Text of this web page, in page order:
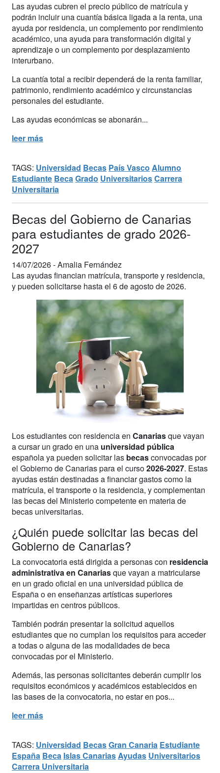
Las ayudas cubren el precio público de matrícula y
podrán incluir una cuantía básica ligada a la renta, una
ayuda por residencia, un complemento por rendimiento
académico, una ayuda para transformación digital y
aprendizaje o un complemento por desplazamiento
interurbano.
La cuantía total a recibir dependerá de la renta familiar,
patrimonio, rendimiento académico y circunstancias
personales del estudiante.
Las ayudas económicas se abonarán...
leer más
TAGS: Universidad Becas País Vasco Alumno
Estudiante BecaGrado UniversitariosCarrera
Universitaria
Becas del Gobierno de Canarias
para estudiantes de grado 2026-
2027
14/07/2026 -Amalia Fernández
Las ayudas financian matrícula, transporte y residencia,
y pueden solicitarse hasta el 6 de agosto de 2026.
Los estudiantes con residencia en Canariasque vayan
a cursar un grado en una universidad pública
española ya pueden solicitar las becasconvocadas por
el Gobierno de Canarias para el curso2026-2027. Estas
ayudas están destinadas a financiar gastos como la
matrícula, el transporte o la residencia, y complementan
las becas del Ministerio competente en materia de
becas universitarias.
¿Quién puede solicitar las becas del
Gobierno de Canarias?
La convocatoria está dirigida a personas con residencia
administrativa en Canariasque vayan a matricularse
en un grado oficial en una universidad pública de
España o en enseñanzas artísticas superiores
impartidas en centros públicos.
También podrán presentar la solicitud aquellos
estudiantes que no cumplan los requisitos para acceder
a todas o alguna de las modalidades de beca
convocadas por el Ministerio.
Además, las personas solicitantes deberán cumplir los
requisitos económicos y académicos establecidos en
las bases de la convocatoria, no estar en pos...
leer más
TAGS: Universidad BecasGran Canaria Estudiante
España Beca Islas CanariasAyudas Universitarios
Carrera Universitaria